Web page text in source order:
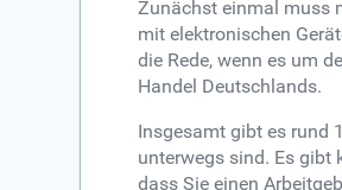
Zunächst einmal muss
mit elektronischen
die Rede, wenn es um
Handel Deutschlands.
Insgesamt gibt es rund
unterwegs sind. Es gibt
dass Sie einen